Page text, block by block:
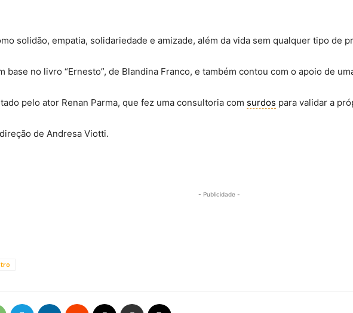
solidão, empatia, solidariedade e amizade, além da vida sem qualquer tipo de
base no livro “Ernesto”, de Blandina Franco, e também contou com o apoio de
pelo ator Renan Parma, que fez uma consultoria com surdos para validar a
de Andresa Viotti.
- Publicidade -